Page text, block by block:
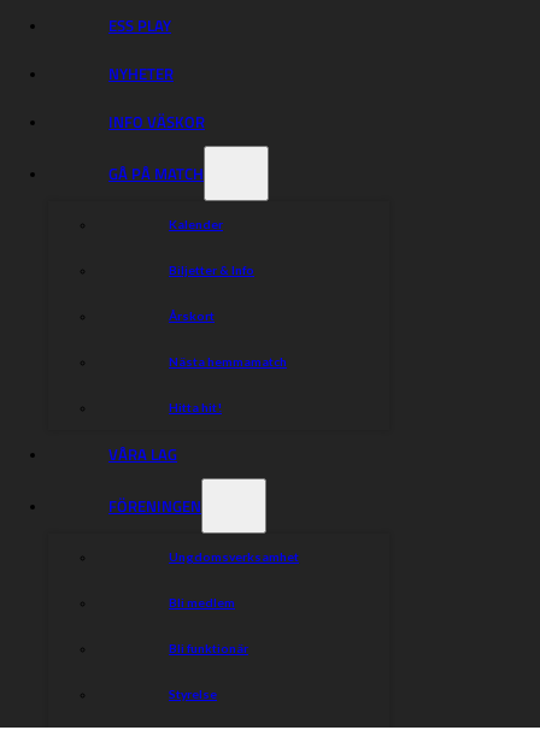
ESS PLAY
NYHETER
INFO VÄSKOR
GÅ PÅ MATCH
Kalender
Biljetter & Info
Årskort
Nästa hemmamatch
Hitta hit!
VÅRA LAG
FÖRENINGEN
Ungdomsverksamhet
Bli medlem
Bli funktionär
Styrelse
Vargarna
Speedway